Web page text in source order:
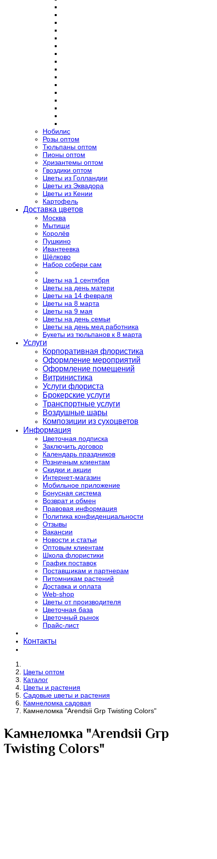
Нобилис
Розы оптом
Тюльпаны оптом
Пионы оптом
Хризантемы оптом
Гвоздики оптом
Цветы из Голландии
Цветы из Эквадора
Цветы из Кении
Картофель
Доставка цветов
Москва
Мытищи
Королёв
Пушкино
Ивантеевка
Щёлково
Набор собери сам
Цветы на 1 сентября
Цветы на день матери
Цветы на 14 февраля
Цветы на 8 марта
Цветы на 9 мая
Цветы на день семьи
Цветы на день мед.работника
Букеты из тюльпанов к 8 марта
Услуги
Корпоративная флористика
Оформление мероприятий
Оформление помещений
Витринистика
Услуги флориста
Брокерские услуги
Транспортные услуги
Воздушные шары
Композиции из сухоцветов
Информация
Цветочная подписка
Заключить договор
Календарь праздников
Розничным клиентам
Скидки и акции
Интернет-магазин
Мобильное приложение
Бонусная система
Возврат и обмен
Правовая информация
Политика конфиденциальности
Отзывы
Вакансии
Новости и статьи
Оптовым клиентам
Школа флористики
График поставок
Поставщикам и партнерам
Питомникам растений
Доставка и оплата
Web-shop
Цветы от производителя
Цветочная база
Цветочный рынок
Прайс-лист
Контакты
Цветы оптом
Каталог
Цветы и растения
Садовые цветы и растения
Камнеломка садовая
Камнеломка "Arendsii Grp Twisting Colors"
Камнеломка "Arendsii Grp
Twisting Colors"